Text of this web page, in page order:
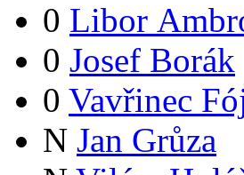
0 Libor
0 Josef Borák
0 Vavřinec
N Jan Grůza